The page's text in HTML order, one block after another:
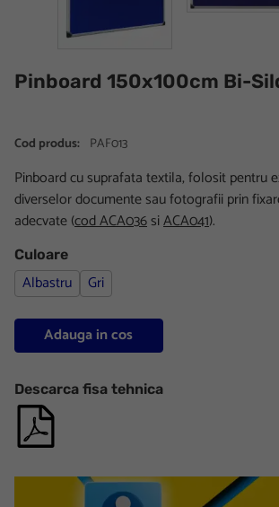
Pinboard 150x100cm Bi-
Cod produs: PAF013
Pinboard cu suprafata textila, folosit pentru
diverselor documente sau fotografii prin
adecvate (cod ACA036siACA041).
Culoare
Albastru Gri
Adauga in cos
Descarca fisa tehnica